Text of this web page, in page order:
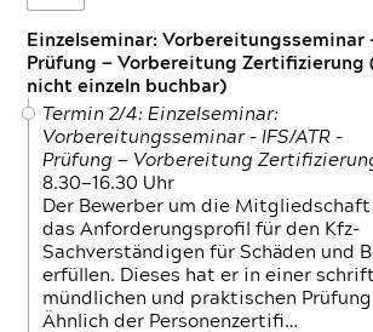
Einzelseminar: Vorbereitungsseminar
Prüfung — Vorbereitung Zertifizierung
nicht einzeln buchbar)
Termin 2/4: Einzelseminar:
Vorbereitungsseminar - IFS/ATR -
Prüfung — Vorbereitung
8.30—16.30 Uhr
Der Bewerber um die Mitgliedschaft
das Anforderungsprofil für den Kfz-
Sachverständigen für Schäden und
erfüllen. Dieses hat er in einer
mündlichen und praktischen Prüfung
Ähnlich der Personenzertifi…